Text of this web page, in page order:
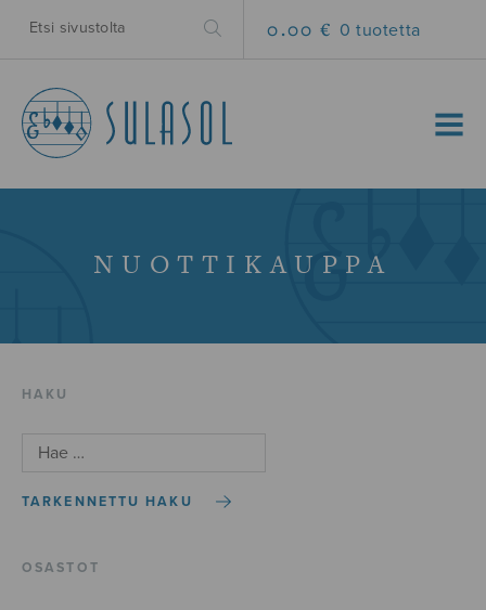
0.00 € 0 tuotetta
MENU
NUOTTIKAUPPA
HAKU
TARKENNETTU HAKU
OSASTOT